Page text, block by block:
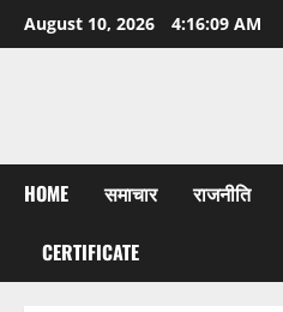
Skip
to
August 10, 2026 4:16:10 AM
HOME समाचार राजनीति
CERTIFICATE